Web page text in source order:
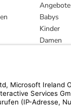
Angebote
Babys
Kinder
Damen
Marken